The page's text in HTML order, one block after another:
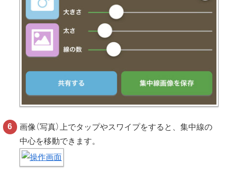
画像（写真）上でタップやスワイプをすると、集中線の
中心を移動できます。